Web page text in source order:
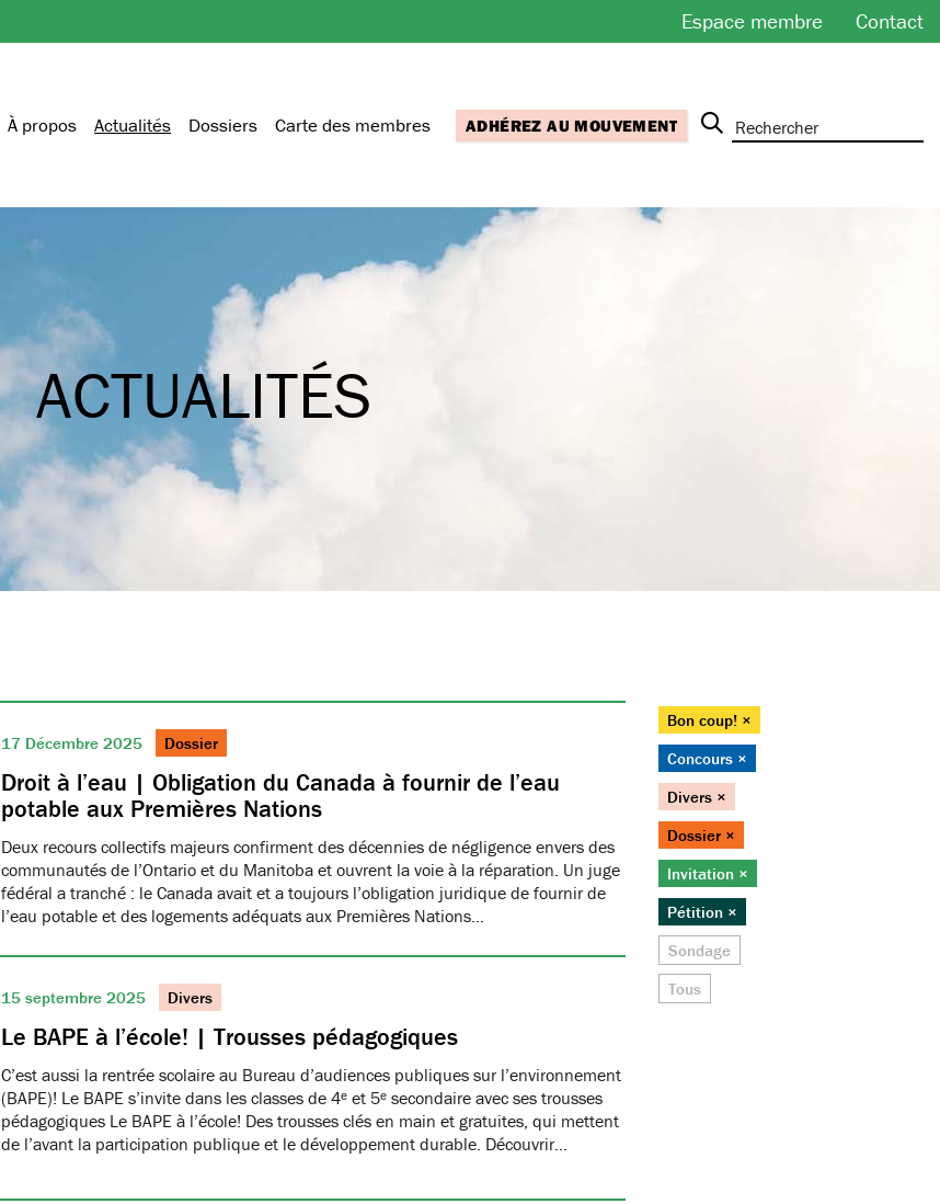
Espace membre Contact
À propos Actualités Dossiers Carte des membres ADHÉREZ AU MOUVEMENT
ACTUALITÉS
17 Décembre 2025 Dossier
Droit à l’eau | Obligation du Canada à fournir de l’eau
potable aux Premières Nations
Deux recours collectifs majeurs confirment des décennies de négligence envers des
communautés de l’Ontario et du Manitoba et ouvrent la voie à la réparation. Un juge
fédéral a tranché : le Canada avait et a toujours l’obligation juridique de fournir de
l’eau potable et des logements adéquats aux Premières Nations…
15 septembre 2025 Divers
Le BAPE à l’école! | Trousses pédagogiques
C’est aussi la rentrée scolaire au Bureau d’audiences publiques sur l’environnement
(BAPE)! Le BAPE s’invite dans les classes de 4ᵉ et 5ᵉ secondaire avec ses trousses
pédagogiques Le BAPE à l’école! Des trousses clés en main et gratuites, qui mettent
de l’avant la participation publique et le développement durable. Découvrir…
Bon coup! ×
Concours ×
Divers ×
Dossier ×
Invitation ×
Pétition ×
Sondage
Tous